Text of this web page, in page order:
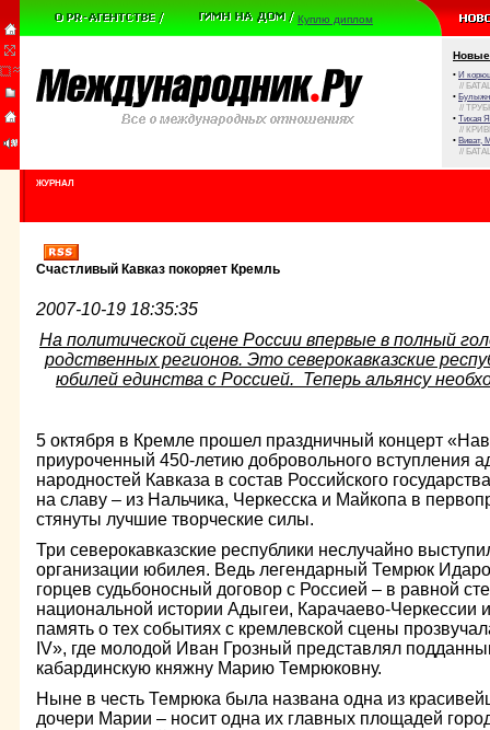
Куплю диплом
Новые
• И
//
•
//
• Тихая
//
• Виват,
//
ЖУРНАЛ
Счастливый Кавказ покоряет Кремль
2007-10-19 18:35:35
На политической сцене России впервые в полный
родственных регионов. Это северокавказские
юбилей единства с Россией. Теперь альянсу
5 октября в Кремле прошел праздничный концерт
приуроченный 450-летию добровольного вступления
народностей Кавказа в состав Российского
на славу – из Нальчика, Черкесска и Майкопа в
стянуты лучшие творческие силы.
Три северокавказские республики неслучайно
организации юбилея. Ведь легендарный Темрюк
горцев судьбоносный договор с Россией – в равной
национальной истории Адыгеи, Карачаево-Черкессии
память о тех событиях с кремлевской сцены
IV», где молодой Иван Грозный представлял
кабардинскую княжну Марию Темрюковну.
Ныне в честь Темрюка была названа одна из
дочери Марии – носит одна их главных площадей